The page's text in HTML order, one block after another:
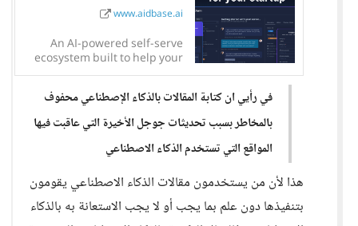
www.aidbase.ai
An AI-powered self-serve
ecosystem built to help your
users help themselves.
في رأيي ان كتابة المقالات بالذكاء الإصطناعي محفوف
بالمخاطر بسبب تحديثات جوجل الأخيرة التي عاقبت فيها
المواقع التي تستخدم الذكاء الاصطناعي
هذا لأن من يستخدمون مقالات الذكاء الاصطناعي يقومون
بتنفيذها دون علم بما يجب أو لا يجب الاستعانة به بالذكاء